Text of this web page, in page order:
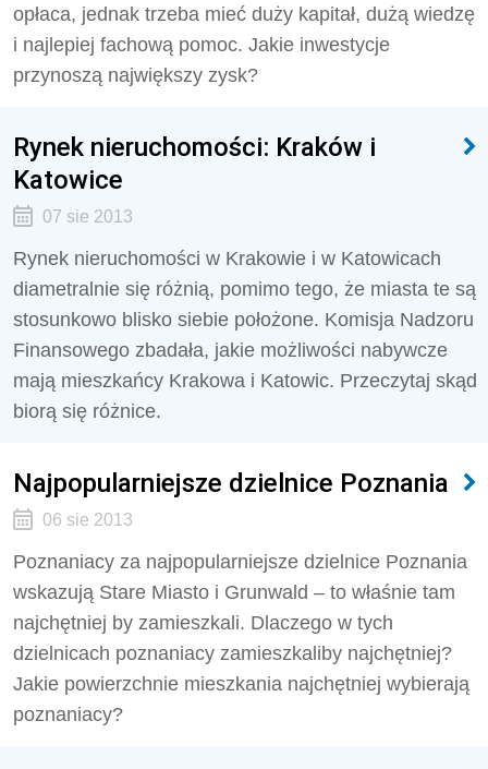
opłaca, jednak trzeba mieć duży kapitał, dużą wiedzę
i najlepiej fachową pomoc. Jakie inwestycje
przynoszą największy zysk?
Rynek nieruchomości: Kraków i
Katowice
07 sie 2013
Rynek nieruchomości w Krakowie i w Katowicach
diametralnie się różnią, pomimo tego, że miasta te są
stosunkowo blisko siebie położone. Komisja Nadzoru
Finansowego zbadała, jakie możliwości nabywcze
mają mieszkańcy Krakowa i Katowic. Przeczytaj skąd
biorą się różnice.
Najpopularniejsze dzielnice Poznania
06 sie 2013
Poznaniacy za najpopularniejsze dzielnice Poznania
wskazują Stare Miasto i Grunwald – to właśnie tam
najchętniej by zamieszkali. Dlaczego w tych
dzielnicach poznaniacy zamieszkaliby najchętniej?
Jakie powierzchnie mieszkania najchętniej wybierają
poznaniacy?